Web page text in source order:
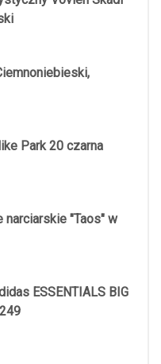
Park 20 czarna
narciarskie "Taos" w
ESSENTIALS BIG